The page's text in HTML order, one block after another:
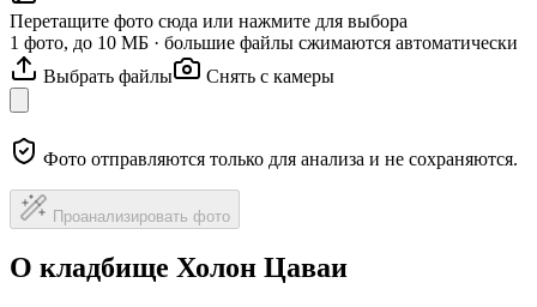
Перетащите фото сюда или нажмите для выбора
1 фото, до 10 МБ · большие файлы сжимаются автоматически
Выбрать файлы
Снять с камеры
Фото отправляются только для анализа и не сохраняются.
Проанализировать фото
О кладбище Холон Цаваи